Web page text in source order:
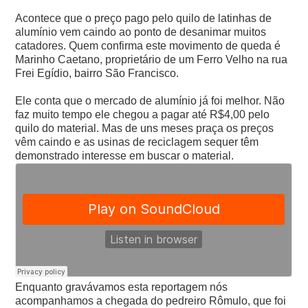
Acontece que o preço pago pelo quilo de latinhas de
alumínio vem caindo ao ponto de desanimar muitos
catadores. Quem confirma este movimento de queda é
Marinho Caetano, proprietário de um Ferro Velho na rua
Frei Egídio, bairro São Francisco.
Ele conta que o mercado de alumínio já foi melhor. Não
faz muito tempo ele chegou a pagar até R$4,00 pelo
quilo do material. Mas de uns meses praça os preços
vêm caindo e as usinas de reciclagem sequer têm
demonstrado interesse em buscar o material.
Enquanto gravávamos esta reportagem nós
acompanhamos a chegada do pedreiro Rômulo, que foi